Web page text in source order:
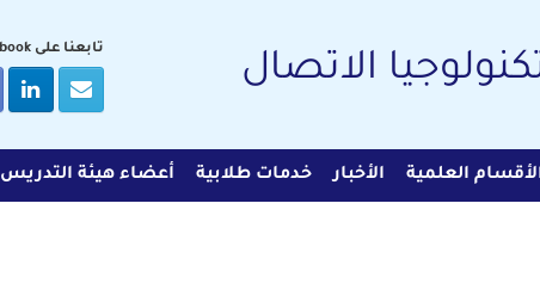
الاتصال
تابعنا على Facebook
العلمية الأخبار خدمات طلابية أعضاء هيئة التدريس